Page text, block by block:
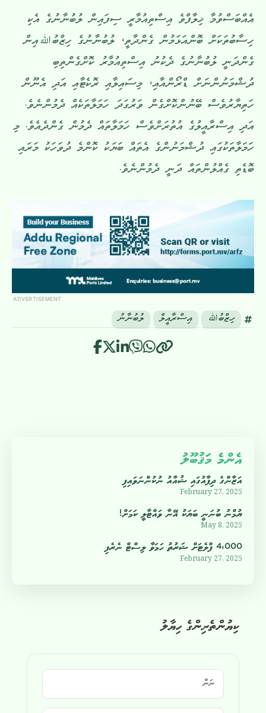
އެއްބަސްވުމާ ޚިލާފްވެ އިސްތިއުމާރީ ސިފައިން ލުބުނާނުގެ އެކި
ހިސާބުތަކަށް ބޮންއަޅަމުން ގެންދާތީ، ލުބުނާނުގެ ހިޒްބުﷲއިން
ގެންދަނީ ލުބުނާނުގެ ދެކުނު އިސްތިއުމާރު ކޮށްގެންތިބި
ދުޝްމަނުންނަށް ޑްރޯންއާއި، މިސައިލާއި ރޮކެޓާއި އަދި އެނޫން
ހަތިޔާރުވެސް ބޭނުންކޮށްގެން ވަރުގަދަ ހަމަލާތަކެއް ދެމުންނެވެ.
އަދި އިސްރާއީލުގެ އުތުރަށްވެސް ހަމަލާތައް ދެމުން ގެންދެއެވެ. މި
ހަމަލާތަކުގައި ދުޝްމަނުންގެ އެތައް ބަޔަކު ކޮންމެ ދުވަހަކު މަރައި
ބޮޑެތި ގެއްލުންތައް ދަނީ ދެމުންނެވެ.
ADVERTISEMENT
ހިޒްބުﷲ އިސްރާއީލް ލުބުނާނު
ކިޔުންތެރިންގެ ހިޔާލު
އެންމެ މަޤުބޫލު
އަޒާންގެ ދިފާއުގައި ޝުއާއު ނުކުންނަވައިފި
February 27, 2025
ޔުމްނު ބުނަނީ ބަޔަކު އޭނާ ވައްޓާލީ ކަމަށް!
May 8, 2025
4،000 ފްލެޓަށް ޝަރުތު ހަމަވާ ލިސްޓް ނެރެފި
February 27, 2025